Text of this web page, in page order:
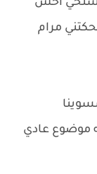
استحي احس
مرام
موضوع عادي